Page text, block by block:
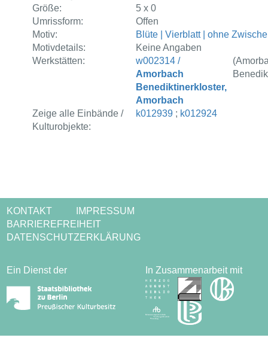
Größe:
5 x 0
Umrissform:
Offen
Motiv:
Blüte | Vierblatt | ohne
Motivdetails:
Keine Angaben
Werkstätten:
w002314 /
Amorbach
Benediktinerkloster,
Amorbach
Zeige alle Einbände /
Kulturobjekte:
k012939 ; k012924
KONTAKT
IMPRESSUM
BARRIEREFREIHEIT
DATENSCHUTZERKLÄRUNG
Ein Dienst der In Zusammenarbeit mit